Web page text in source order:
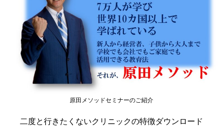
原田メソッドセミナーのご紹介
二度と行きたくないクリニックの特徴ダウンロード